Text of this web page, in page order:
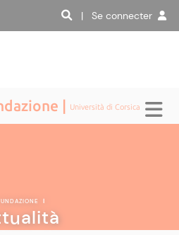
| Se connecter
| Università di Corsica
|